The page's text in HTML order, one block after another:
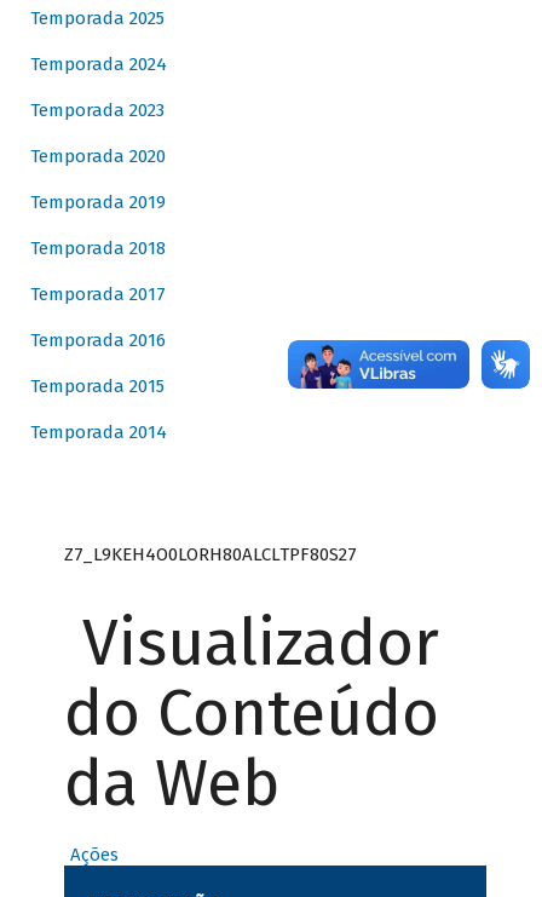
Temporada 2025
Temporada 2024
Temporada 2023
Temporada 2020
Temporada 2019
Temporada 2018
Temporada 2017
Temporada 2016
Temporada 2015
Temporada 2014
Z7_L9KEH4O0LORH80ALCLTPF80S27
Visualizador
do Conteúdo
da Web
Ações